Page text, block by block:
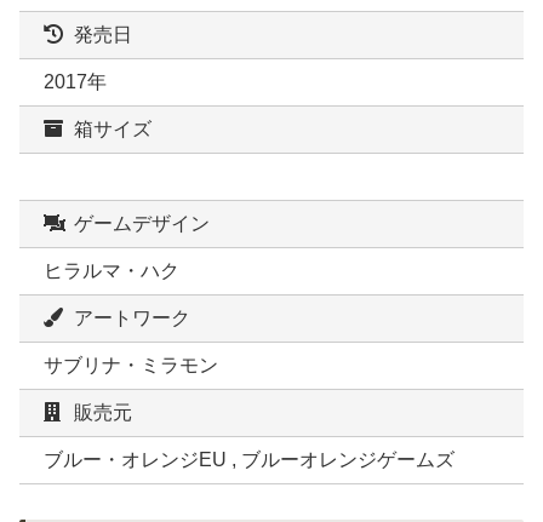
発売日
2017年
箱サイズ
ゲームデザイン
ヒラルマ・ハク
アートワーク
サブリナ・ミラモン
販売元
ブルー・オレンジEU , ブルーオレンジゲームズ